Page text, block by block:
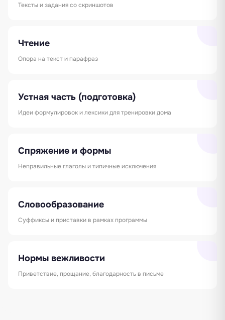
Тексты и задания со скриншотов
Чтение
Опора на текст и парафраз
Устная часть (подготовка)
Идеи формулировок и лексики для тренировки дома
Спряжение и формы
Неправильные глаголы и типичные исключения
Словообразование
Суффиксы и приставки в рамках программы
Нормы вежливости
Приветствие, прощание, благодарность в письме